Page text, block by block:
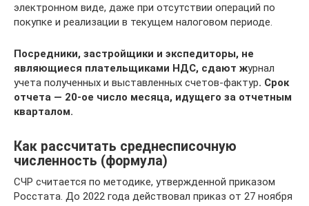
электронном виде, даже при отсутствии операций по
покупке и реализации в текущем налоговом периоде.
Посредники, застройщики и экспедиторы, не
являющиеся плательщиками НДС, сдают журнал
учета полученных и выставленных счетов-фактур. Срок
отчета — 20-ое число месяца, идущего за отчетным
кварталом.
Как рассчитать среднесписочную
численность (формула)
СЧР считается по методике, утвержденной приказом
Росстата. До 2022 года действовал приказ от 27 ноября